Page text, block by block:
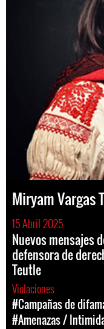
Miryam Vargas
15 Abril 2025
Nuevos mensajes
defensora de
Teutle
Violaciones
#Campañas de
#Amenazas /